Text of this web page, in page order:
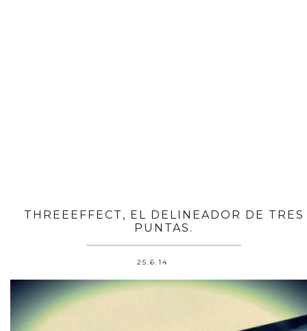
THREEEFFECT, EL DELINEADOR DE TRES
PUNTAS.
25.6.14